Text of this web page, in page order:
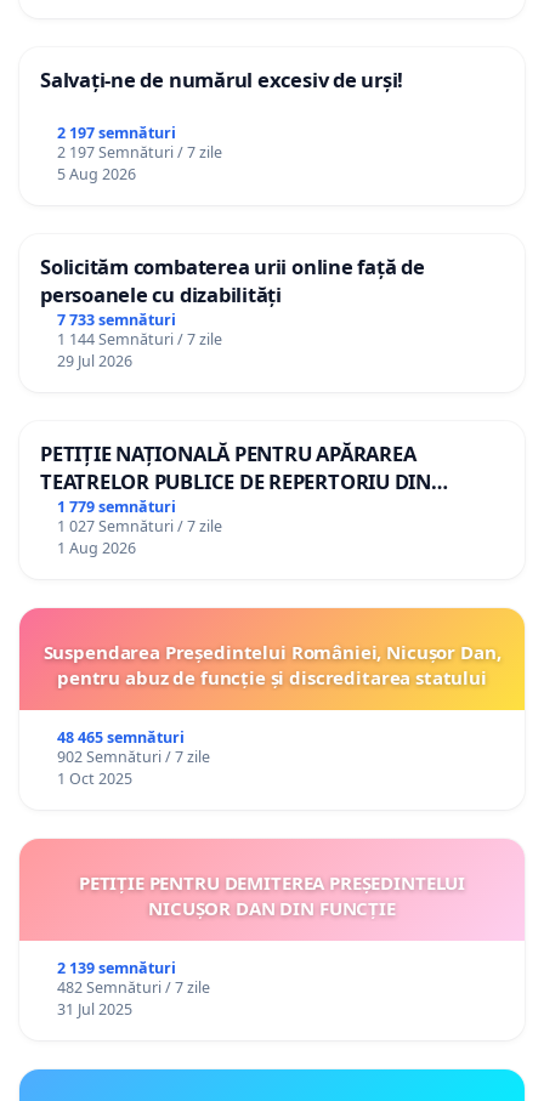
Salvați-ne de numărul excesiv de urși!
2 197 semnături
2 197 Semnături / 7 zile
5 Aug 2026
Solicităm combaterea urii online față de
persoanele cu dizabilități
7 733 semnături
1 144 Semnături / 7 zile
29 Jul 2026
PETIȚIE NAȚIONALĂ PENTRU APĂRAREA
TEATRELOR PUBLICE DE REPERTORIU DIN
ROMÂNIA
1 779 semnături
1 027 Semnături / 7 zile
1 Aug 2026
Suspendarea Președintelui României, Nicușor Dan,
pentru abuz de funcție și discreditarea statului
48 465 semnături
902 Semnături / 7 zile
1 Oct 2025
PETIȚIE PENTRU DEMITEREA PREȘEDINTELUI
NICUȘOR DAN DIN FUNCȚIE
2 139 semnături
482 Semnături / 7 zile
31 Jul 2025